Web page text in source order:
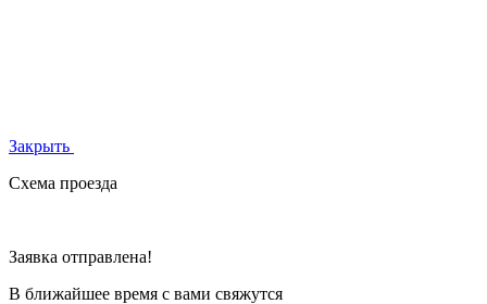
Закрыть
Схема проезда
Заявка отправлена!
В ближайшее время с вами свяжутся